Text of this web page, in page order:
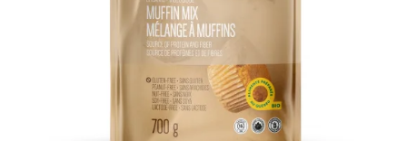
ADD TO CART